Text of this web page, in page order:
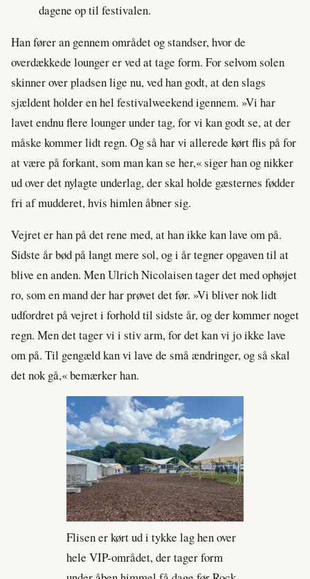
dagene op til festivalen.
Han fører an gennem området og standser, hvor de
overdækkede lounger er ved at tage form. For selvom solen
skinner over pladsen lige nu, ved han godt, at den slags
sjældent holder en hel festivalweekend igennem. »Vi har
lavet endnu flere lounger under tag, for vi kan godt se, at der
måske kommer lidt regn. Og så har vi allerede kørt flis på for
at være på forkant, som man kan se her,« siger han og nikker
ud over det nylagte underlag, der skal holde gæsternes fødder
fri af mudderet, hvis himlen åbner sig.
Vejret er han på det rene med, at han ikke kan lave om på.
Sidste år bød på langt mere sol, og i år tegner opgaven til at
blive en anden. Men Ulrich Nicolaisen tager det med ophøjet
ro, som en mand der har prøvet det før. »Vi bliver nok lidt
udfordret på vejret i forhold til sidste år, og der kommer noget
regn. Men det tager vi i stiv arm, for det kan vi jo ikke lave
om på. Til gengæld kan vi lave de små ændringer, og så skal
det nok gå,« bemærker han.
Flisen er kørt ud i tykke lag hen over
hele VIP-området, der tager form